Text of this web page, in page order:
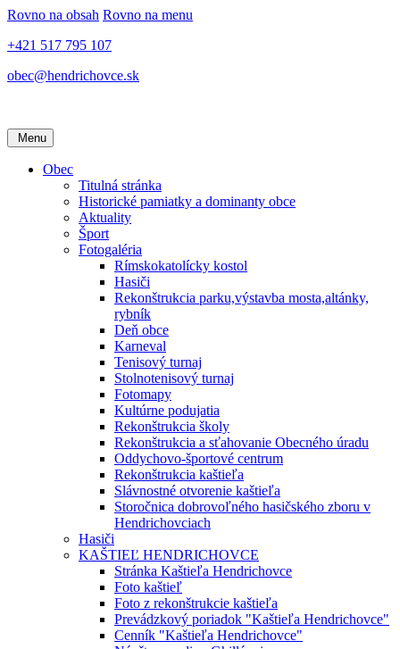
Rovno na obsah Rovno na menu
+421 517 795 107
obec@hendrichovce.sk
Menu
Obec
Titulná stránka
Historické pamiatky a dominanty obce
Aktuality
Šport
Fotogaléria
Rímskokatolícky kostol
Hasiči
Rekonštrukcia parku,výstavba mosta,altánky,
rybník
Deň obce
Karneval
Tenisový turnaj
Stolnotenisový turnaj
Fotomapy
Kultúrne podujatia
Rekonštrukcia školy
Rekonštrukcia a sťahovanie Obecného úradu
Oddychovo-športové centrum
Rekonštrukcia kaštieľa
Slávnostné otvorenie kaštieľa
Storočnica dobrovoľného hasičského zboru v
Hendrichovciach
Hasiči
KAŠTIEĽ HENDRICHOVCE
Stránka Kaštieľa Hendrichovce
Foto kaštieľ
Foto z rekonštrukcie kaštieľa
Prevádzkový poriadok "Kaštieľa Hendrichovce"
Cenník "Kaštieľa Hendrichovce"